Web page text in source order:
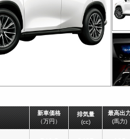
新車価格
（万円）
排気量
(cc)
最高出
(馬力)